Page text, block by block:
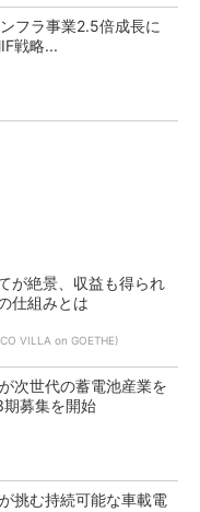
フラ事業2.5倍成長に
戦略...
が絶景、収益も得られ
仕組みとは
VILLA on GOETHE)
次世代の蓄電池産業を
募集を開始
挑む持続可能な車載電